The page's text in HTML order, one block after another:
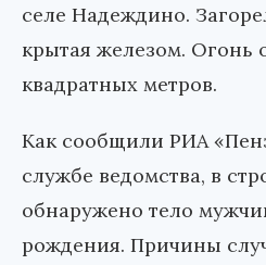
селе Надеждино.
крытая железом. Огонь
квадратных метров.
Как сообщили РИА
службе ведомства, в
обнаружено тело
рождения. Причины